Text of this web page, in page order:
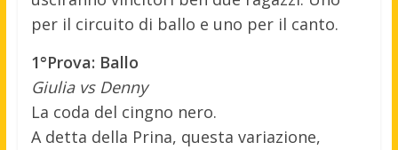
per il circuito di ballo e uno per il canto.
1°Prova: Ballo
Giulia vs Denny
La coda del cingno nero.
A detta della Prina, questa variazione,